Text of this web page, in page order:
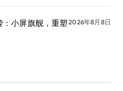
小屏旗舰，重塑2026年8月8日